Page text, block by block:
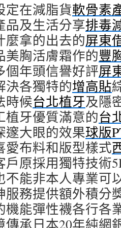
定在減脂貨軟骨素
品及生活分享排毒
麼拿的出去的屏東
美胸活膚霜作的豐
個年頭信譽好評屏
決各獨特的增高貼
時候台北植牙及隱
植牙優質滿意的台
邃大眼的效果球版
愛布料和版型樣式
戶原採用獨特技術
不能非本人專業可
服務提供額外積分
機能彈性襪各行各
傳承日本20年純網